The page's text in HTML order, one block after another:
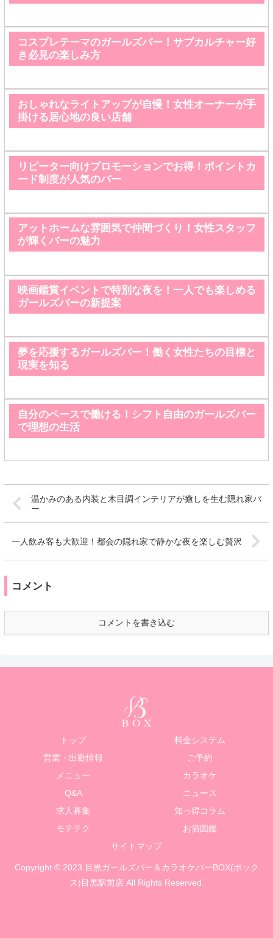
コスプレテーマのガールズバー！サブカルチャー好
き必見の楽しみ方
おしゃれなライトアップが自慢！女性オーナーが手
掛ける居心地の良い店舗
リピーター向けプロモーションでお得！ポイントカ
ード制度が人気のバー
アットホームな雰囲気で仲間づくり！女性スタッフ
が輝くバーの魅力
映画鑑賞イベントで特別な夜を！一人でも楽しめる
ガールズバーの新提案
夢を応援するガールズバー！働く女性たちの目標と
現実を知る
自分のペースで働ける！シフト自由のガールズバー
で理想の生活
温かみのある内装と木目調インテリアが癒しを生む隠れ家バ
ー
一人飲み客も大歓迎！都会の隠れ家で静かな夜を楽しむ贅沢
コメント
コメントを書き込む
トップ
料金システム
営業・出勤情報
ご予約
メニュー
カラオケ
Q&A
ニュース
求人募集
知っ得コラム
モテテク
お酒図鑑
サイトマップ
Copyright © 2023 目黒ガールズバー＆カラオケバーBOX(ボック
ス)目黒駅前店 All Rights Reserved.